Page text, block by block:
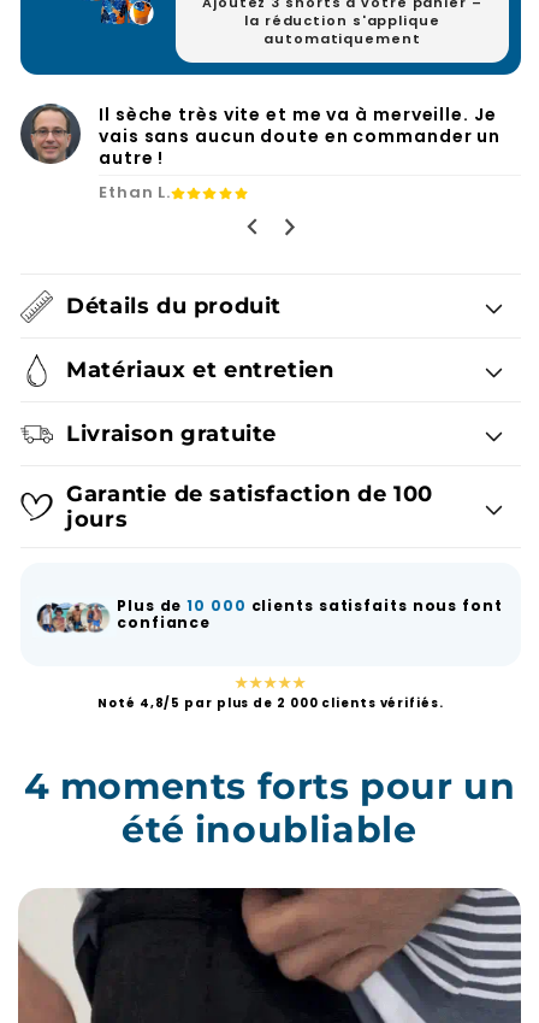
la réduction s'applique
automatiquement
Enfin, un short de bain doté de poches
pratiques et sans cette maille agaçante.
Ryan F.
jours
confiance
Noté 4,8/5 par plus de 2 000 clients vérifiés.
4 moments forts pour un
été inoubliable